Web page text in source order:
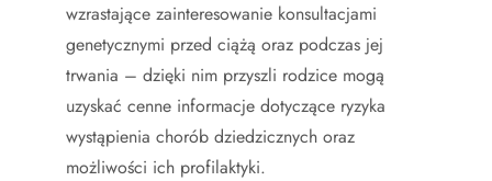
wzrastające zainteresowanie konsultacjami
genetycznymi przed ciążą oraz podczas jej
trwania – dzięki nim przyszli rodzice mogą
uzyskać cenne informacje dotyczące ryzyka
wystąpienia chorób dziedzicznych oraz
możliwości ich profilaktyki.